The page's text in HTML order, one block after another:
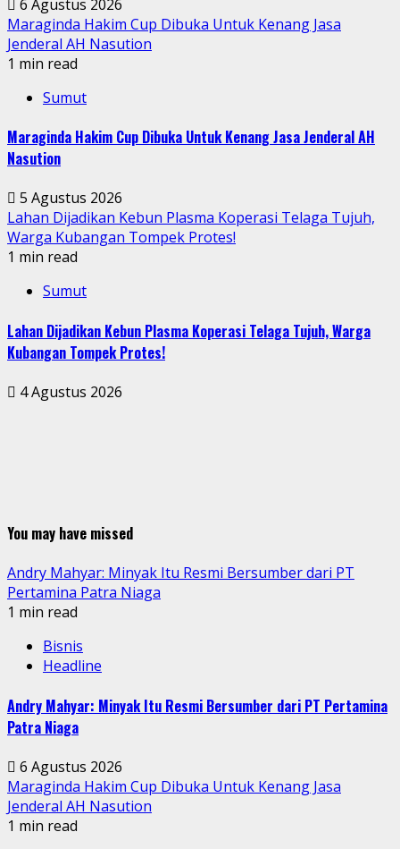
6 Agustus 2026
Maraginda Hakim Cup Dibuka Untuk Kenang Jasa
Jenderal AH Nasution
1 min read
Sumut
Maraginda Hakim Cup Dibuka Untuk Kenang Jasa Jenderal AH
Nasution
5 Agustus 2026
Lahan Dijadikan Kebun Plasma Koperasi Telaga Tujuh,
Warga Kubangan Tompek Protes!
1 min read
Sumut
Lahan Dijadikan Kebun Plasma Koperasi Telaga Tujuh, Warga
Kubangan Tompek Protes!
4 Agustus 2026
You may have missed
Andry Mahyar: Minyak Itu Resmi Bersumber dari PT
Pertamina Patra Niaga
1 min read
Bisnis
Headline
Andry Mahyar: Minyak Itu Resmi Bersumber dari PT Pertamina
Patra Niaga
6 Agustus 2026
Maraginda Hakim Cup Dibuka Untuk Kenang Jasa
Jenderal AH Nasution
1 min read